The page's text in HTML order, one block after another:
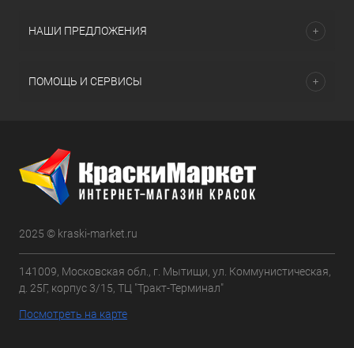
НАШИ ПРЕДЛОЖЕНИЯ
ПОМОЩЬ И СЕРВИСЫ
2025 © kraski-market.ru
141009, Московская обл., г. Мытищи, ул. Коммунистическая,
д. 25Г, корпус 3/15, ТЦ "Тракт-Терминал"
Посмотреть на карте